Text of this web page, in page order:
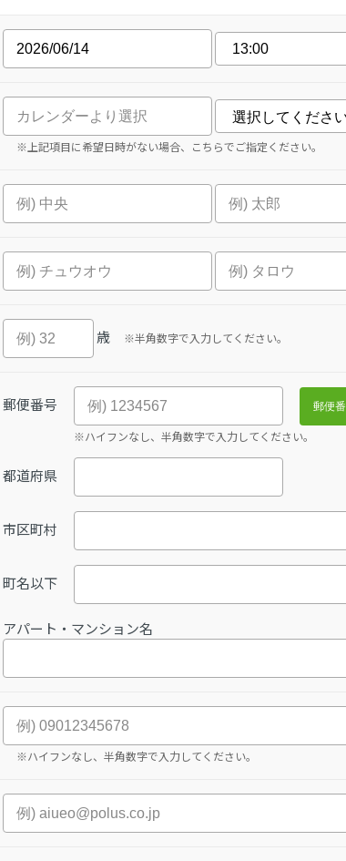
※上記項目に希望日時がない場合、こちらでご指定ください。
歳 ※半角数字で入力してください。
郵便番号
※ハイフンなし、半角数字で入力してください。
都道府県
市区町村
町名以下
アパート・マンション名
※ハイフンなし、半角数字で入力してください。